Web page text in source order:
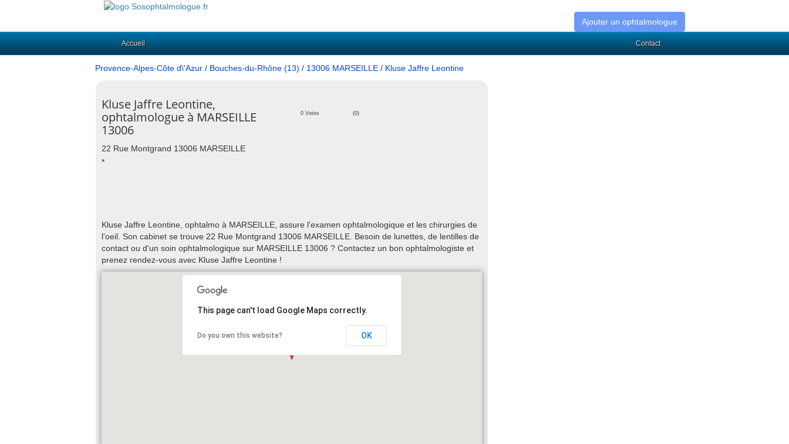
Ajouter un ophtalmologue
Accueil Contact
Provence-Alpes-Côte d\'Azur / Bouches-du-Rhône (13) / 13006 MARSEILLE / Kluse Jaffre Leontine
Kluse Jaffre Leontine,
ophtalmologue à MARSEILLE
13006
0 Votes (0)
22 Rue Montgrand 13006 MARSEILLE
*
Kluse Jaffre Leontine, ophtalmo à MARSEILLE, assure l'examen ophtalmologique et les chirurgies de
l'oeil. Son cabinet se trouve 22 Rue Montgrand 13006 MARSEILLE. Besoin de lunettes, de lentilles de
contact ou d'un soin ophtalmologique sur MARSEILLE 13006 ? Contactez un bon ophtalmologiste et
prenez rendez-vous avec Kluse Jaffre Leontine !
This page can't load Google Maps correctly.
Do you own this website? OK